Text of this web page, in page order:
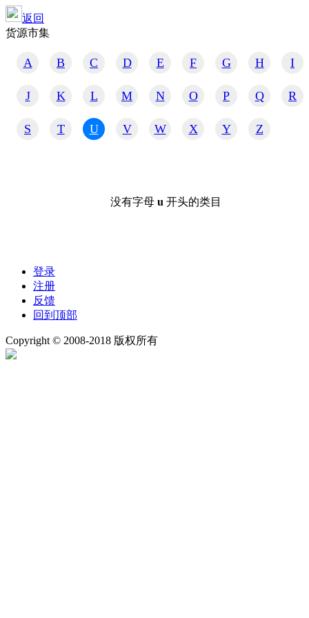
返回
货源市集
A B C D E F G H I
J K L M N O P Q R
S T U V W X Y Z
没有字母 u 开头的类目
登录
注册
反馈
回到顶部
Copyright © 2008-2018 版权所有